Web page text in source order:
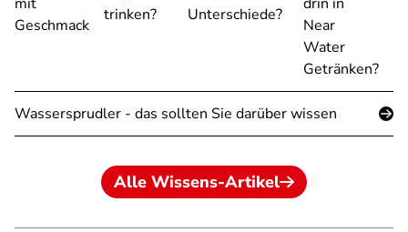
Geschmack
trinken?
Unterschiede?
Near
Water
Getränken?
Wassersprudler - das sollten Sie darüber wissen
Alle Wissens-Artikel